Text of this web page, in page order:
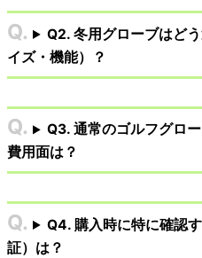
Q2. 冬用グローブはど
イズ・機能）？
Q3. 通常のゴルフグロ
費用面は？
Q4. 購入時に特に確認
証）は？